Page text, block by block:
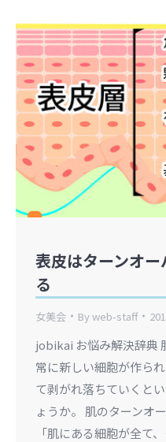
表皮はターンオ
る
女美会 Byweb-staff
jobikai お悩み解決辞典
常に新しい細胞が作ら
て剥がれ落ちていくと
ょうか。 肌のターンオ
「肌にある細胞が全て